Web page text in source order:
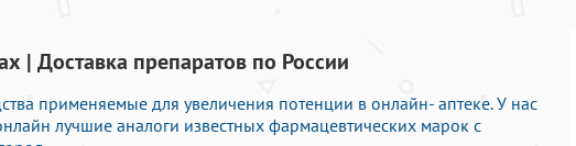
| Доставка препаратов по России
применяемые для увеличения потенции в онлайн- аптеке. У нас
лучшие аналоги известных фармацевтических марок с